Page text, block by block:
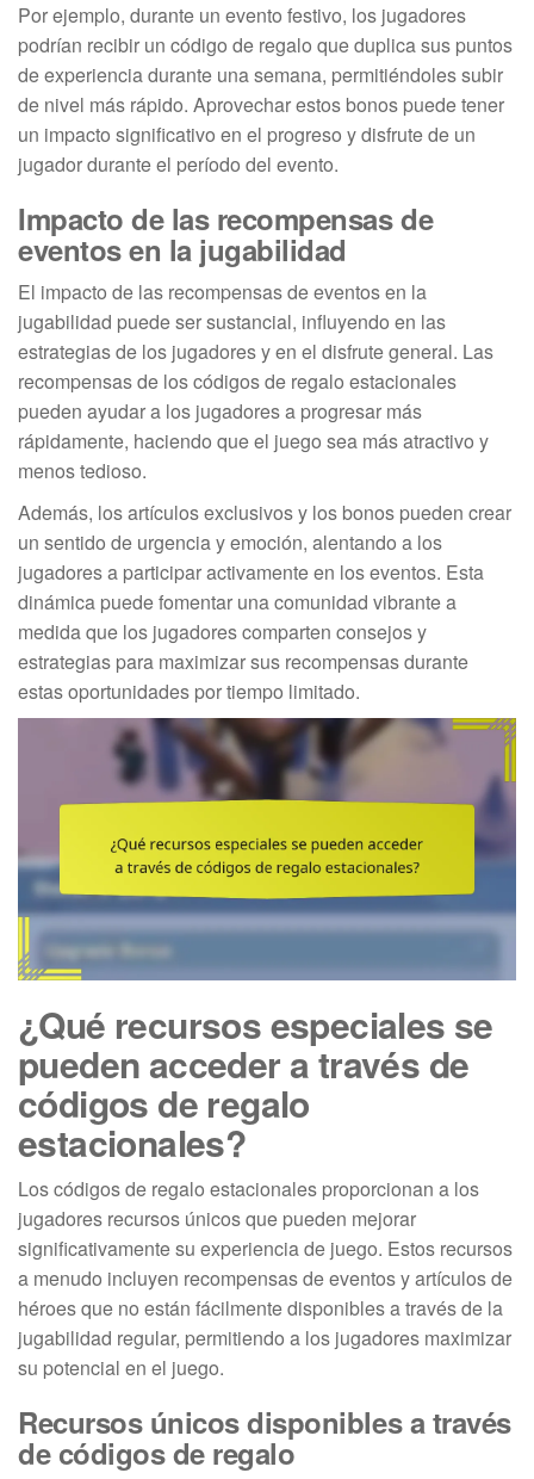
Por ejemplo, durante un evento festivo, los jugadores
podrían recibir un código de regalo que duplica sus puntos
de experiencia durante una semana, permitiéndoles subir
de nivel más rápido. Aprovechar estos bonos puede tener
un impacto significativo en el progreso y disfrute de un
jugador durante el período del evento.
Impacto de las recompensas de
eventos en la jugabilidad
El impacto de las recompensas de eventos en la
jugabilidad puede ser sustancial, influyendo en las
estrategias de los jugadores y en el disfrute general. Las
recompensas de los códigos de regalo estacionales
pueden ayudar a los jugadores a progresar más
rápidamente, haciendo que el juego sea más atractivo y
menos tedioso.
Además, los artículos exclusivos y los bonos pueden crear
un sentido de urgencia y emoción, alentando a los
jugadores a participar activamente en los eventos. Esta
dinámica puede fomentar una comunidad vibrante a
medida que los jugadores comparten consejos y
estrategias para maximizar sus recompensas durante
estas oportunidades por tiempo limitado.
¿Qué recursos especiales se
pueden acceder a través de
códigos de regalo
estacionales?
Los códigos de regalo estacionales proporcionan a los
jugadores recursos únicos que pueden mejorar
significativamente su experiencia de juego. Estos recursos
a menudo incluyen recompensas de eventos y artículos de
héroes que no están fácilmente disponibles a través de la
jugabilidad regular, permitiendo a los jugadores maximizar
su potencial en el juego.
Recursos únicos disponibles a través
de códigos de regalo